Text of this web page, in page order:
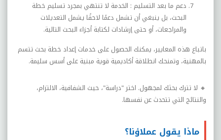
دعم ما بعد التسليم : الخدمة لا تنتهي بمجرد تسليم خطة
البحث، بل ينبغي أن تشمل دعمًا لاحقًا يشمل التعديلات
والمراجعات، أو حتى إرشادات لكتابة أجزاء البحث التالية.
باتباع هذه المعايير، يمكنك الحصول على خدمات إعداد خطة بحث تتسم
بالمهنية، وتمنحك انطلاقة أكاديمية قوية مبنية على أسس سليمة.
🔸 لا تترك بحثك لمجهول. اختر "دراسة"، حيث الشفافية، الالتزام،
والنتائج التي تتحدث عن نفسها.
ماذا يقول عملاؤنا؟